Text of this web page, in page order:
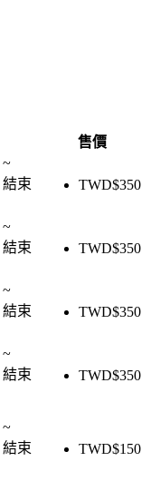
售價
~
結束
TWD$350
~
結束
TWD$350
~
結束
TWD$350
~
結束
TWD$350
~
結束
TWD$150